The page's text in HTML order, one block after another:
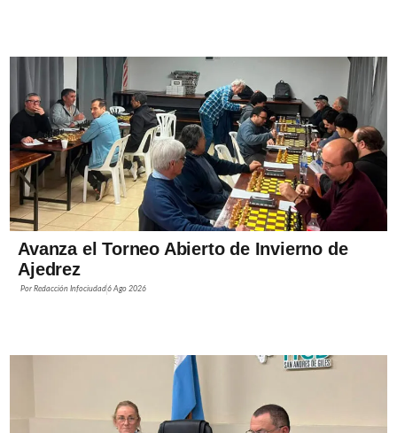
Avanza el Torneo Abierto de Invierno de
Ajedrez
PorRedacción Infociudad6 Ago 2026